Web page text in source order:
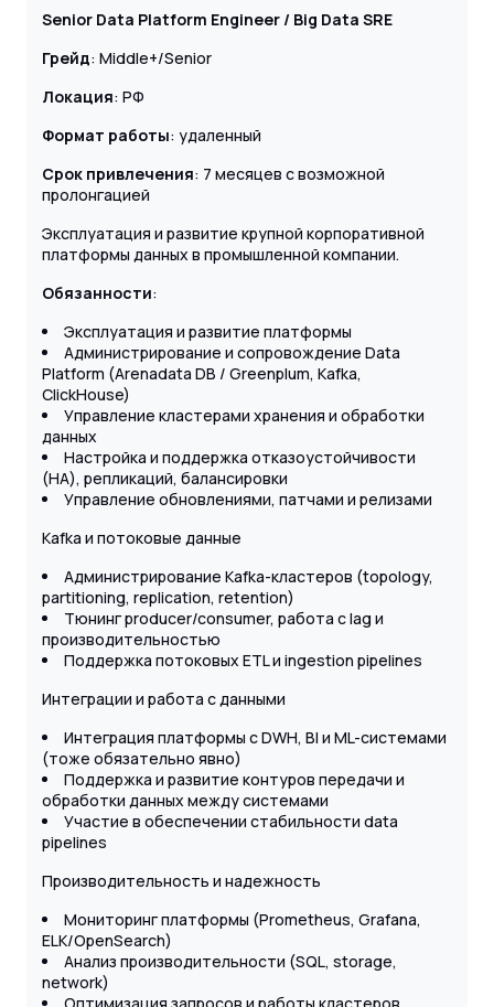
Senior Data Platform Engineer / Big Data SRE
Грейд: Middle+/Senior
Локация: РФ
Формат работы: удаленный
Срок привлечения: 7 месяцев с возможной
пролонгацией
Эксплуатация и развитие крупной корпоративной
платформы данных в промышленной компании.
Обязанности:
Эксплуатация и развитие платформы
Администрирование и сопровождение Data
Platform (Arenadata DB / Greenplum, Kafka,
ClickHouse)
Управление кластерами хранения и обработки
данных
Настройка и поддержка отказоустойчивости
(HA), репликаций, балансировки
Управление обновлениями, патчами и релизами
Kafka и потоковые данные
Администрирование Kafka-кластеров (topology,
partitioning, replication, retention)
Тюнинг producer/consumer, работа с lag и
производительностью
Поддержка потоковых ETL и ingestion pipelines
Интеграции и работа с данными
Интеграция платформы с DWH, BI и ML-системами
(тоже обязательно явно)
Поддержка и развитие контуров передачи и
обработки данных между системами
Участие в обеспечении стабильности data
pipelines
Производительность и надежность
Мониторинг платформы (Prometheus, Grafana,
ELK/OpenSearch)
Анализ производительности (SQL, storage,
network)